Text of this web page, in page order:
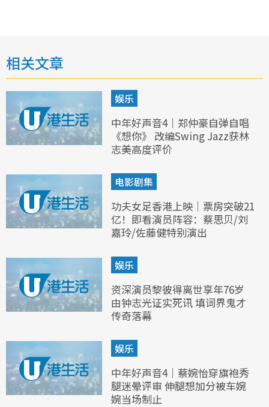
相关文章
娱乐
中年好声音4｜郑仲豪自弹自唱
《想你》 改编Swing Jazz获林
志美高度评价
电影剧集
功夫女足香港上映｜票房突破21
亿！即看演员阵容：蔡思贝/刘
嘉玲/佐藤健特别演出
娱乐
资深演员黎彼得离世享年76岁
由钟志光证实死讯 填词界鬼才
传奇落幕
娱乐
中年好声音4｜蔡婉怡穿旗袍秀
腿迷晕评审 伸腿想加分被车婉
婉当场制止